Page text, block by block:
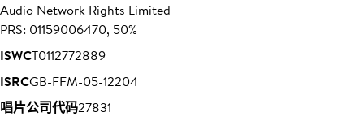
Audio Network Rights Limited
PRS: 01159006470, 50%
ISWCT0112772889
ISRCGB-FFM-05-12204
唱片公司代码27831